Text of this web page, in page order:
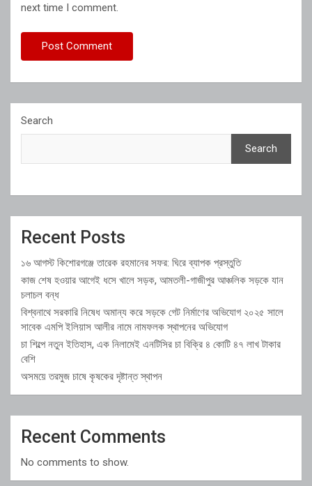
next time I comment.
Search
Search
Recent Posts
১৬ আগস্ট কিশোরগঞ্জে তারেক রহমানের সফর: ঘিরে ব্যাপক প্রস্তুতি
কাজ শেষ হওয়ার আগেই ধসে খালে সড়ক, আমতলী-গাজীপুর আঞ্চলিক সড়কে যান
চলাচল বন্ধ
বিশ্বনাথে সরকারি নিষেধ অমান্য করে সড়কে গেট নির্মাণের অভিযোগ ২০২৫ সালে
সাবেক এমপি ইলিয়াস আলীর নামে নামফলক স্থাপনের অভিযোগ
চা শিল্পে নতুন ইতিহাস, এক নিলামেই এনটিসির চা বিক্রি ৪ কোটি ৪৭ লাখ টাকার
বেশি
অসময়ে তরমুজ চাষে কৃষকের দৃষ্টান্ত স্থাপন
Recent Comments
No comments to show.